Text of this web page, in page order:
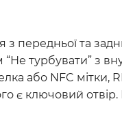
передньої та
турбувати” з
або NFC мітки,
є ключовий